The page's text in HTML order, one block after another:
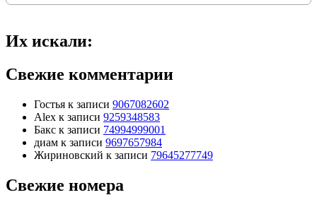
Их искали:
Свежие комментарии
Гостья к записи 9067082602
Alex к записи 9259348583
Бакс к записи 74994999001
диам к записи 9697657984
Жириновский к записи 79645277749
Свежие номера